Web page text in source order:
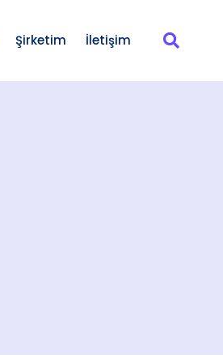
Şirketim İletişim